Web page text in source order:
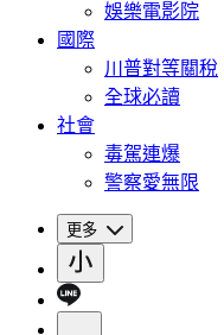
娛樂電影院
國際
川普對等關稅
全球必讀
社會
毒駕連爆
警察愛無限
更多